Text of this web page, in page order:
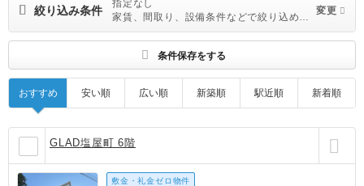
絞り込み条件
指定なし
家賃、間取り、設備条件などで絞り込めま
す
変更
条件保存をする
おすすめ 安い順 広い順 新築順 駅近順 新着順
GLAD塩屋町 6階
敷金・礼金ゼロ物件